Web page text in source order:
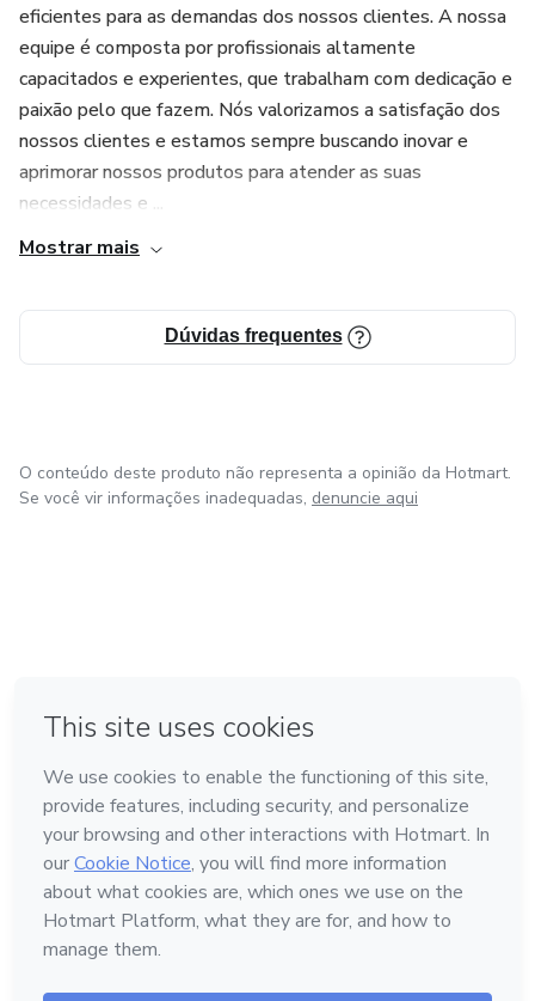
eficientes para as demandas dos nossos clientes. A nossa
equipe é composta por profissionais altamente
capacitados e experientes, que trabalham com dedicação e
paixão pelo que fazem. Nós valorizamos a satisfação dos
nossos clientes e estamos sempre buscando inovar e
aprimorar nossos produtos para atender as suas
necessidades e ...
Mostrar mais
Dúvidas frequentes
O conteúdo deste produto não representa a opinião da Hotmart.
Se você vir informações inadequadas, denuncie aqui
Feito com ❤ em Bogotá
Conheça a Hotmart
Idioma
Português